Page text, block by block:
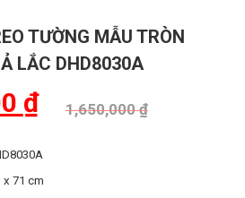
TƯỜNG MẪU TRÒN
LẮC DHD8030A
1,650,000₫
₫
71 cm